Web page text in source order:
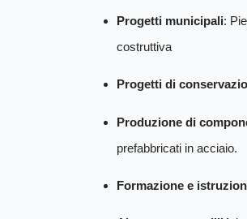
Progetti municipali:
costruttiva
Progetti di
Produzione di
prefabbricati in acciaio.
Formazione e